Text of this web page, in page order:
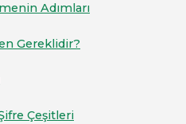
Adımları
Gereklidir?
Çeşitleri